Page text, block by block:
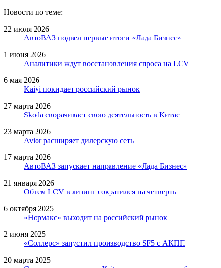
Новости по теме:
22 июля 2026
АвтоВАЗ подвел первые итоги «Лада Бизнес»
1 июня 2026
Аналитики ждут восстановления спроса на LCV
6 мая 2026
Kaiyi покидает российский рынок
27 марта 2026
Skoda сворачивает свою деятельность в Китае
23 марта 2026
Avior расширяет дилерскую сеть
17 марта 2026
АвтоВАЗ запускает направление «Лада Бизнес»
21 января 2026
Объем LCV в лизинг сократился на четверть
6 октября 2025
«Нормакс» выходит на российский рынок
2 июня 2025
«Соллерс» запустил производство SF5 с АКПП
20 марта 2025